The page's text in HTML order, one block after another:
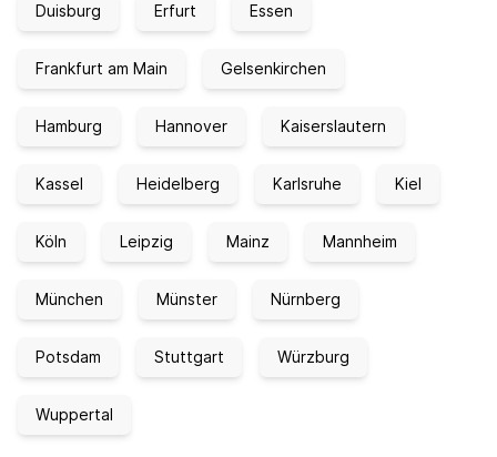
Duisburg Erfurt Essen
Frankfurt am Main Gelsenkirchen
Hamburg Hannover Kaiserslautern
Kassel Heidelberg Karlsruhe Kiel
Köln Leipzig Mainz Mannheim
München Münster Nürnberg
Potsdam Stuttgart Würzburg
Wuppertal